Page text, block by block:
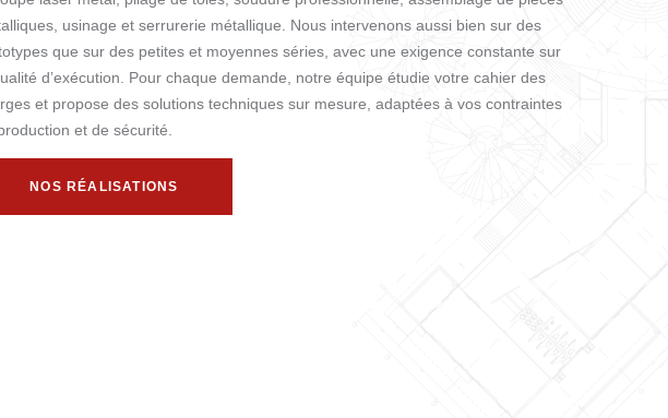
usinage et serrurerie métallique. Nous intervenons aussi bien sur des
que sur des petites et moyennes séries, avec une exigence constante sur
d’exécution. Pour chaque demande, notre équipe étudie votre cahier des
et propose des solutions techniques sur mesure, adaptées à vos contraintes
et de sécurité.
NOS RÉALISATIONS